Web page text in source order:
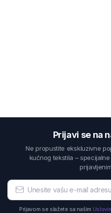
Prijavi se na
Ne propustite ekskluzivne
kućnog tekstila –
Prijavom se slažete sa našim